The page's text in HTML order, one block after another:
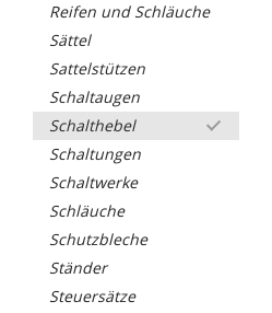
Reifen und Schläuche
Sättel
Sattelstützen
Schaltaugen
Schalthebel
Schaltungen
Schaltwerke
Schläuche
Schutzbleche
Ständer
Steuersätze